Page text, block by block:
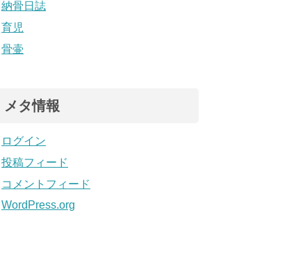
納骨日誌
育児
骨壷
メタ情報
ログイン
投稿フィード
コメントフィード
WordPress.org